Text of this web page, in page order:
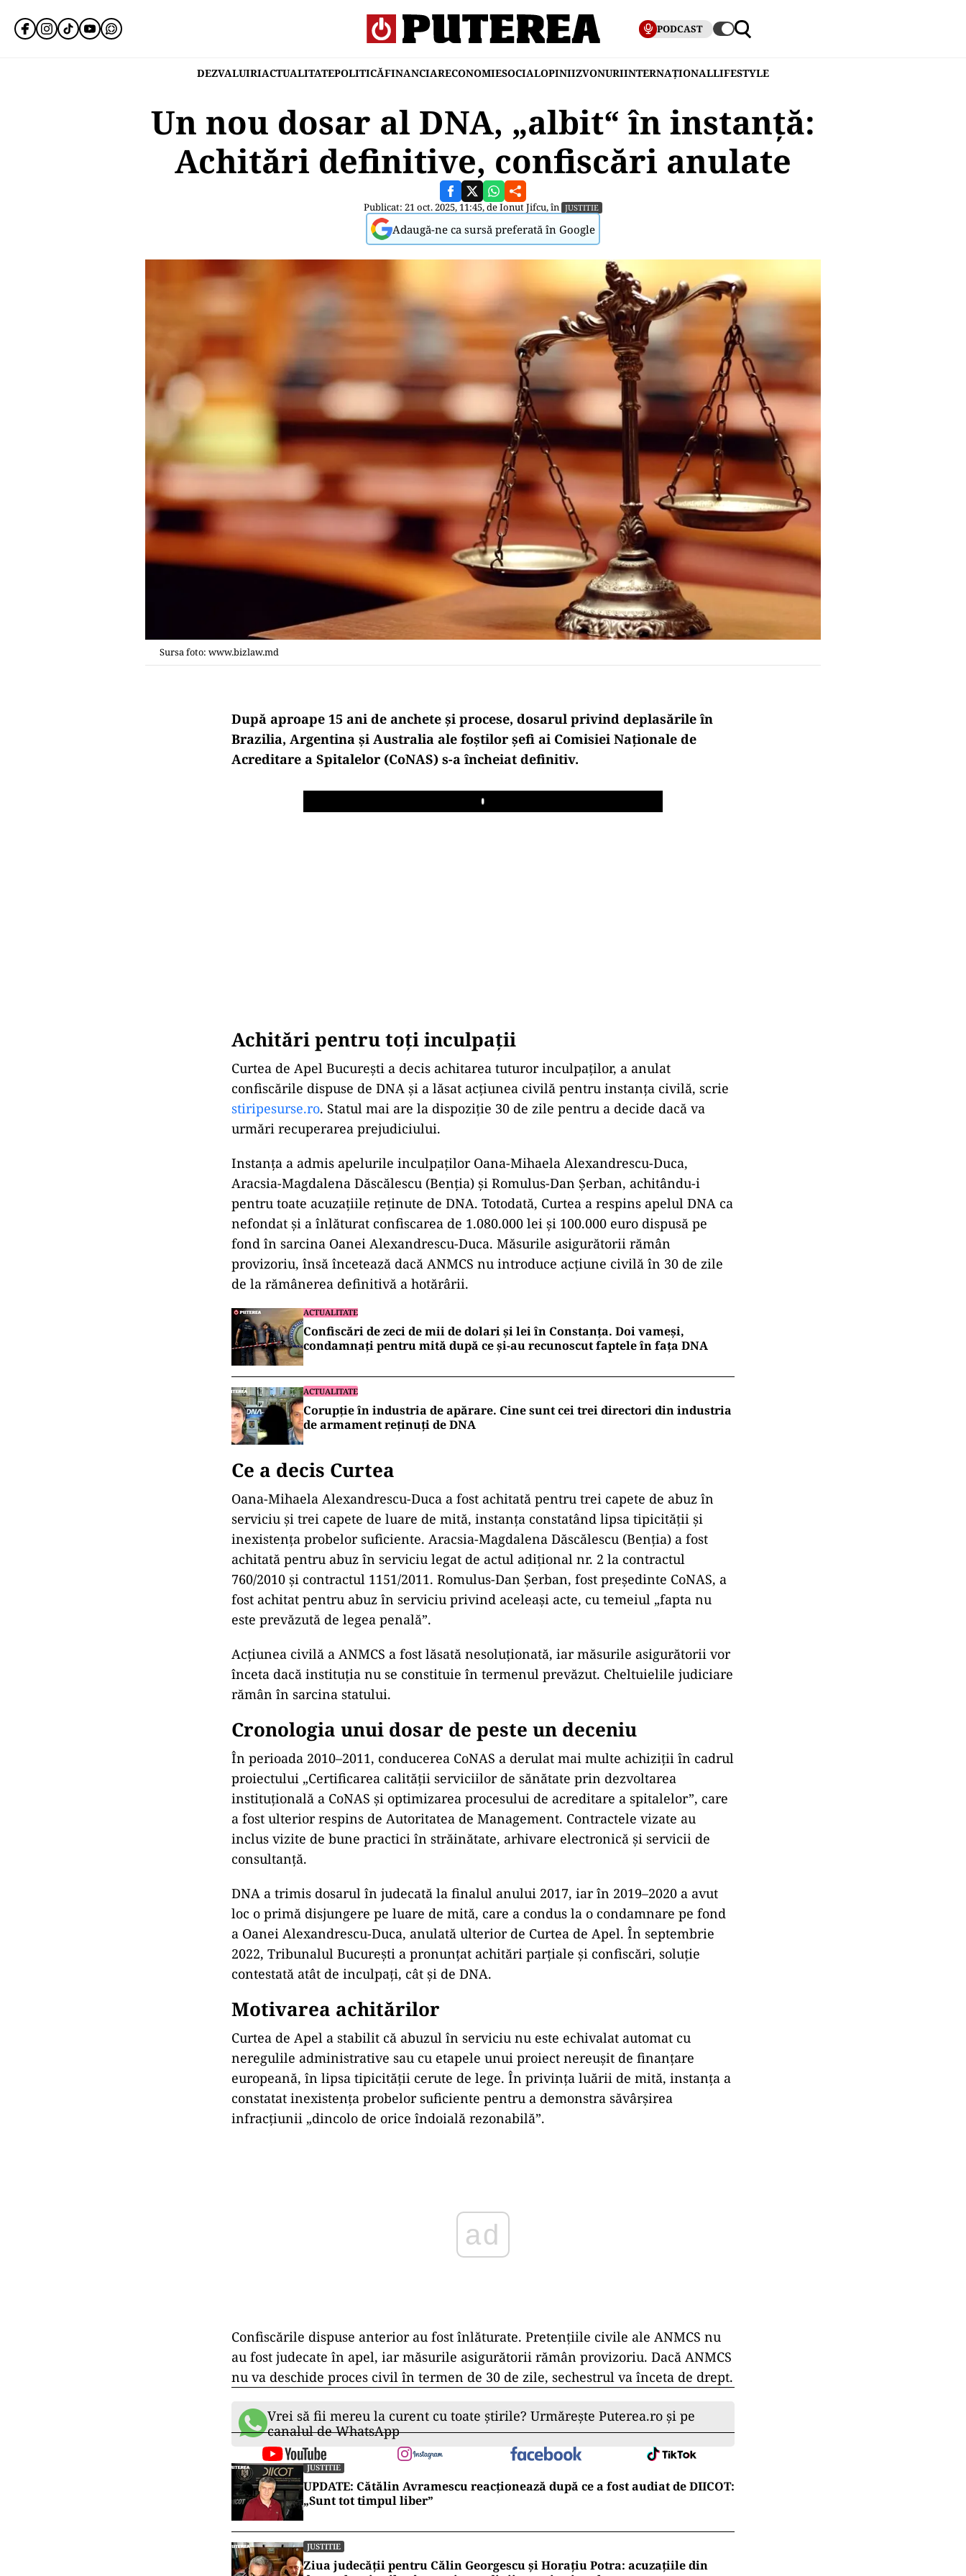
PODCAST
DEZVALUIRIACTUALITATEPOLITICĂFINANCIARECONOMIESOCIALOPINIIZVONURIINTERNAȚIONALLIFESTYLE
Un nou dosar al DNA, „albit“ în instanţă:
Achitări definitive, confiscări anulate
Publicat: 21 oct. 2025, 11:45, deIonut Jifcu, în JUSTITIE
Adaugă-ne ca sursă preferată în Google
Sursa foto: www.bizlaw.md
După aproape 15 ani de anchete și procese, dosarul privind deplasările în
Brazilia, Argentina și Australia ale foștilor șefi ai Comisiei Naționale de
Acreditare a Spitalelor (CoNAS) s-a încheiat definitiv.
Play
Achitări pentru toți inculpații
Curtea de Apel București a decis achitarea tuturor inculpaților, a anulat
confiscările dispuse de DNA și a lăsat acțiunea civilă pentru instanța civilă, scrie
stiripesurse.ro. Statul mai are la dispoziție 30 de zile pentru a decide dacă va
urmări recuperarea prejudiciului.
Instanța a admis apelurile inculpaților Oana-Mihaela Alexandrescu-Duca,
Aracsia-Magdalena Dăscălescu (Benția) și Romulus-Dan Șerban, achitându-i
pentru toate acuzațiile reținute de DNA. Totodată, Curtea a respins apelul DNA ca
nefondat și a înlăturat confiscarea de 1.080.000 lei și 100.000 euro dispusă pe
fond în sarcina Oanei Alexandrescu-Duca. Măsurile asigurătorii rămân
provizoriu, însă încetează dacă ANMCS nu introduce acțiune civilă în 30 de zile
de la rămânerea definitivă a hotărârii.
ACTUALITATE
Confiscări de zeci de mii de dolari și lei în Constanța. Doi vameși,
condamnați pentru mită după ce și-au recunoscut faptele în fața DNA
ACTUALITATE
Corupție în industria de apărare. Cine sunt cei trei directori din industria
de armament reținuți de DNA
Ce a decis Curtea
Oana-Mihaela Alexandrescu-Duca a fost achitată pentru trei capete de abuz în
serviciu și trei capete de luare de mită, instanța constatând lipsa tipicității și
inexistența probelor suficiente. Aracsia-Magdalena Dăscălescu (Benția) a fost
achitată pentru abuz în serviciu legat de actul adițional nr. 2 la contractul
760/2010 și contractul 1151/2011. Romulus-Dan Șerban, fost președinte CoNAS, a
fost achitat pentru abuz în serviciu privind aceleași acte, cu temeiul „fapta nu
este prevăzută de legea penală”.
Acțiunea civilă a ANMCS a fost lăsată nesoluționată, iar măsurile asigurătorii vor
înceta dacă instituția nu se constituie în termenul prevăzut. Cheltuielile judiciare
rămân în sarcina statului.
Cronologia unui dosar de peste un deceniu
În perioada 2010–2011, conducerea CoNAS a derulat mai multe achiziții în cadrul
proiectului „Certificarea calității serviciilor de sănătate prin dezvoltarea
instituțională a CoNAS și optimizarea procesului de acreditare a spitalelor”, care
a fost ulterior respins de Autoritatea de Management. Contractele vizate au
inclus vizite de bune practici în străinătate, arhivare electronică și servicii de
consultanță.
DNA a trimis dosarul în judecată la finalul anului 2017, iarîn 2019–2020 a avut
loc o primă disjungere pe luare de mită, care a condus la o condamnare pe fond
a Oanei Alexandrescu-Duca, anulată ulterior de Curtea de Apel. În septembrie
2022, Tribunalul București a pronunțat achitări parțiale și confiscări, soluție
contestată atât de inculpați, cât și de DNA.
Motivarea achitărilor
Curtea de Apel a stabilit că abuzul în serviciu nu este echivalat automat cu
neregulile administrative sau cu etapele unui proiect nereușit de finanțare
europeană, în lipsa tipicității cerute de lege. În privința luării de mită, instanța a
constatat inexistența probelor suficiente pentru a demonstra săvârșirea
infracțiunii „dincolo de orice îndoială rezonabilă”.
ad
Confiscările dispuse anterior au fost înlăturate. Pretențiile civile ale ANMCS nu
au fost judecate în apel, iar măsurile asigurătorii rămân provizoriu. Dacă ANMCS
nu va deschide proces civil în termen de 30 de zile, sechestrul va înceta de drept.
Vrei să fii mereu la curent cu toate știrile? Urmărește Puterea.ro și pe
canalul de WhatsApp
JUSTITIE
UPDATE: Cătălin Avramescu reacționează după ce a fost audiat de DIICOT:
„Sunt tot timpul liber”
JUSTITIE
Ziua judecății pentru Călin Georgescu și Horațiu Potra: acuzațiile din